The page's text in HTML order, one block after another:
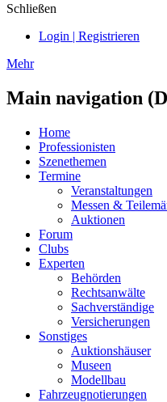
Schließen
Login | Registrieren
Mehr
Main navigation
Home
Professionisten
Szenethemen
Termine
Veranstaltungen
Messen &
Auktionen
Forum
Clubs
Experten
Behörden
Rechtsanwälte
Sachverständige
Versicherungen
Sonstiges
Auktionshäuser
Museen
Modellbau
Fahrzeugnotierungen